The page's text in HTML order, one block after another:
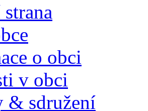
o obci
v obci
& sdružení